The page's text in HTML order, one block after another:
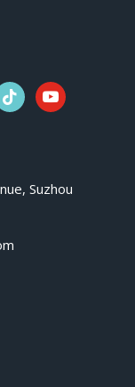
youtube
Suzhou